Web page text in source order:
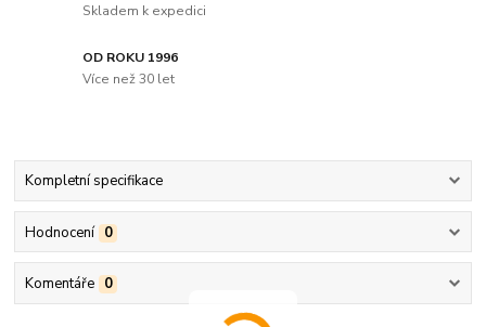
Skladem k expedici
OD ROKU 1996
Více než 30 let
Kompletní specifikace
Hodnocení 0
Komentáře 0